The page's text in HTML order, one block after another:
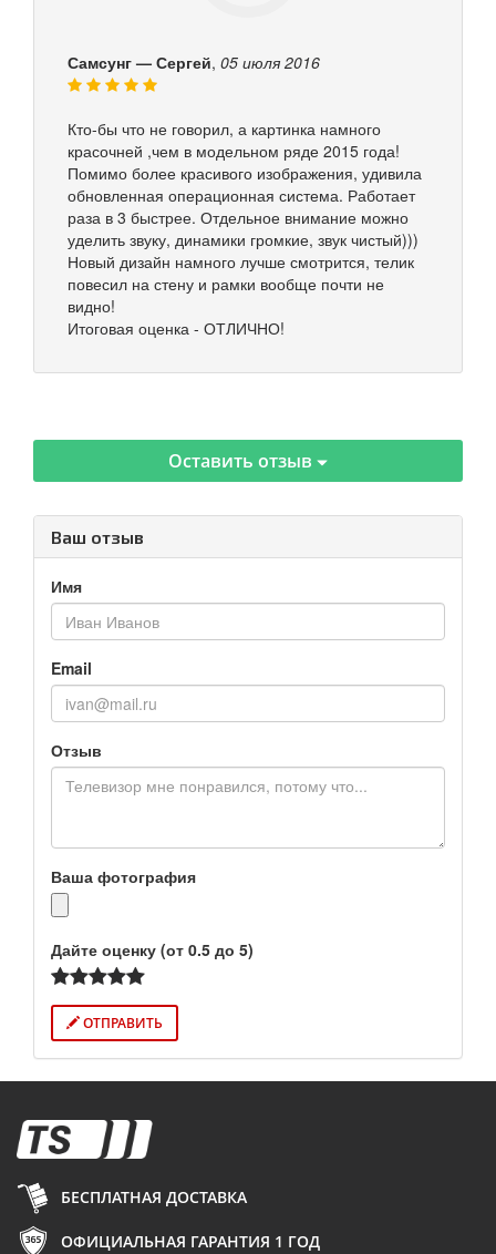
Самсунг — Сергей, 05 июля 2016
Кто-бы что не говорил, а картинка намного
красочней ,чем в модельном ряде 2015 года!
Помимо более красивого изображения, удивила
обновленная операционная система. Работает
раза в 3 быстрее. Отдельное внимание можно
уделить звуку, динамики громкие, звук чистый)))
Новый дизайн намного лучше смотрится, телик
повесил на стену и рамки вообще почти не
видно!
Итоговая оценка - ОТЛИЧНО!
Оставить отзыв
Ваш отзыв
Имя
Email
Отзыв
Ваша фотография
Дайте оценку (от 0.5 до 5)
ОТПРАВИТЬ
БЕСПЛАТНАЯ ДОСТАВКА
ОФИЦИАЛЬНАЯ ГАРАНТИЯ 1 ГОД